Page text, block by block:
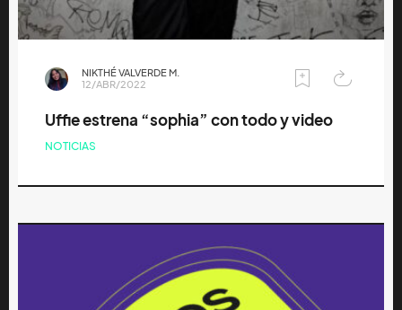
NIKTHÉ VALVERDE M.
12/ABR/2022
Uffie estrena “sophia” con todo y video
NOTICIAS